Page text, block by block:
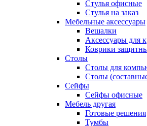
Стулья офисные
Стулья на заказ
Мебельные аксессуары
Вешалки
Аксессуары для
Коврики
Столы
Столы для
Столы
Сейфы
Сейфы офисные
Мебель другая
Готовые решения
Тумбы